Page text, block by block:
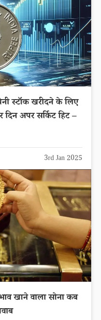
स्टॉक खरीदने के लिए
अपर सर्किट हिट –
3rd Jan 2025
खाने वाला सोना कब